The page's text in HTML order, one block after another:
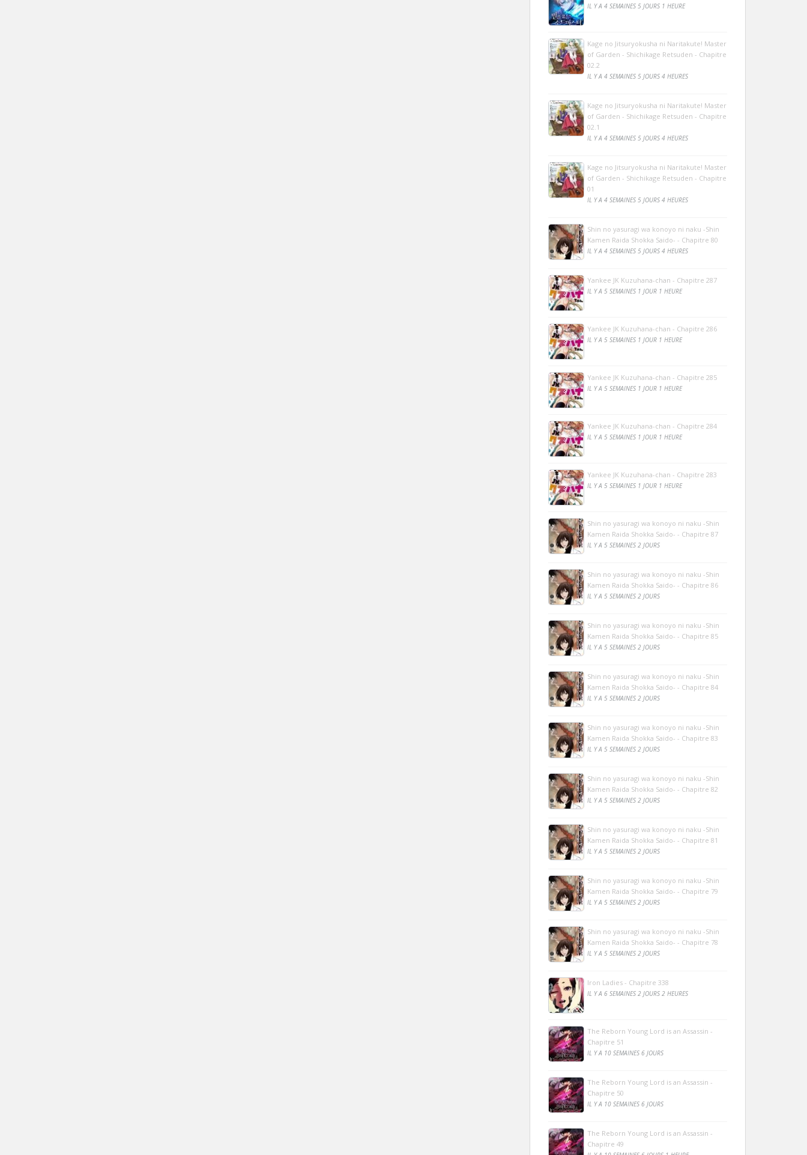
IL Y A 4 SEMAINES 5 JOURS 1 HEURE
Kage no Jitsuryokusha ni Naritakute! Master
of Garden - Shichikage Retsuden - Chapitre
02.2
IL Y A 4 SEMAINES 5 JOURS 4 HEURES
Kage no Jitsuryokusha ni Naritakute! Master
of Garden - Shichikage Retsuden - Chapitre
02.1
IL Y A 4 SEMAINES 5 JOURS 4 HEURES
Kage no Jitsuryokusha ni Naritakute! Master
of Garden - Shichikage Retsuden - Chapitre
01
IL Y A 4 SEMAINES 5 JOURS 4 HEURES
Shin no yasuragi wa konoyo ni naku -Shin
Kamen Raida Shokka Saido- - Chapitre 80
IL Y A 4 SEMAINES 5 JOURS 4 HEURES
Yankee JK Kuzuhana-chan - Chapitre 287
IL Y A 5 SEMAINES 1 JOUR 1 HEURE
Yankee JK Kuzuhana-chan - Chapitre 286
IL Y A 5 SEMAINES 1 JOUR 1 HEURE
Yankee JK Kuzuhana-chan - Chapitre 285
IL Y A 5 SEMAINES 1 JOUR 1 HEURE
Yankee JK Kuzuhana-chan - Chapitre 284
IL Y A 5 SEMAINES 1 JOUR 1 HEURE
Yankee JK Kuzuhana-chan - Chapitre 283
IL Y A 5 SEMAINES 1 JOUR 1 HEURE
Shin no yasuragi wa konoyo ni naku -Shin
Kamen Raida Shokka Saido- - Chapitre 87
IL Y A 5 SEMAINES 2 JOURS
Shin no yasuragi wa konoyo ni naku -Shin
Kamen Raida Shokka Saido- - Chapitre 86
IL Y A 5 SEMAINES 2 JOURS
Shin no yasuragi wa konoyo ni naku -Shin
Kamen Raida Shokka Saido- - Chapitre 85
IL Y A 5 SEMAINES 2 JOURS
Shin no yasuragi wa konoyo ni naku -Shin
Kamen Raida Shokka Saido- - Chapitre 84
IL Y A 5 SEMAINES 2 JOURS
Shin no yasuragi wa konoyo ni naku -Shin
Kamen Raida Shokka Saido- - Chapitre 83
IL Y A 5 SEMAINES 2 JOURS
Shin no yasuragi wa konoyo ni naku -Shin
Kamen Raida Shokka Saido- - Chapitre 82
IL Y A 5 SEMAINES 2 JOURS
Shin no yasuragi wa konoyo ni naku -Shin
Kamen Raida Shokka Saido- - Chapitre 81
IL Y A 5 SEMAINES 2 JOURS
Shin no yasuragi wa konoyo ni naku -Shin
Kamen Raida Shokka Saido- - Chapitre 79
IL Y A 5 SEMAINES 2 JOURS
Shin no yasuragi wa konoyo ni naku -Shin
Kamen Raida Shokka Saido- - Chapitre 78
IL Y A 5 SEMAINES 2 JOURS
Iron Ladies - Chapitre 338
IL Y A 6 SEMAINES 2 JOURS 2 HEURES
The Reborn Young Lord is an Assassin -
Chapitre 51
IL Y A 10 SEMAINES 6 JOURS
The Reborn Young Lord is an Assassin -
Chapitre 50
IL Y A 10 SEMAINES 6 JOURS
The Reborn Young Lord is an Assassin -
Chapitre 49